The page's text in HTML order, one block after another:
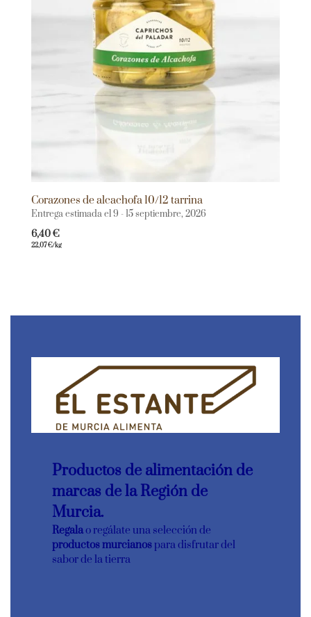
Corazones de alcachofa 10/12 tarrina
Entrega estimada el 9 - 15 septiembre, 2026
6,40€
22,07€/kg
Productos de alimentación de
marcas de la Región de
Murcia.
Regalao regálate una selección de
productos murcianospara disfrutar del
sabor de la tierra